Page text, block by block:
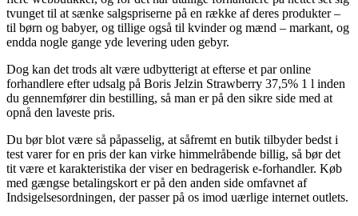
tvunget til at sænke salgspriserne på en række af deres produkter –
til børn og babyer, og tillige også til kvinder og mænd – markant, og
endda nogle gange yde levering uden gebyr.
Dog kan det trods alt være udbytterigt at efterse et par online
forhandlere efter udsalg på Boris Jelzin Strawberry 37,5% 1 l inden
du gennemfører din bestilling, så man er på den sikre side med at
opnå den laveste pris.
Du bør blot være så påpasselig, at såfremt en butik tilbyder bedst i
test varer for en pris der kan virke himmelråbende billig, så bør det
tit være et karakteristika der viser en bedragerisk e-forhandler. Køb
med gængse betalingskort er på den anden side omfavnet af
Indsigelsesordningen, der passer på os imod uærlige internet outlets.